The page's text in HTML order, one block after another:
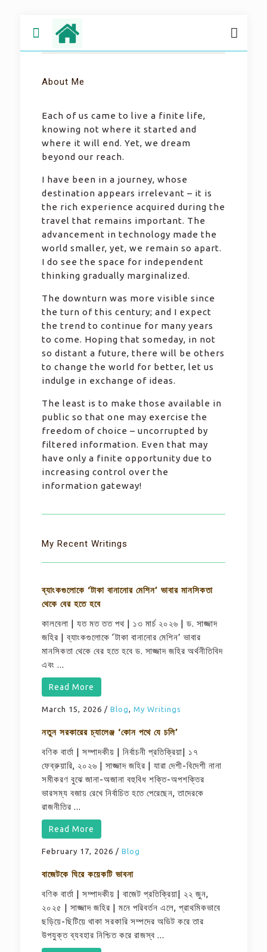
About Me
Each of us came to live a finite life,
knowing not where it started and
where it will end. Yet, we dream
beyond our reach.
I have been in a journey, whose
destination appears irrelevant – it is
the rich experience acquired during the
travel that remains important. The
advancement in technology made the
world smaller, yet, we remain so apart.
I do see the space for independent
thinking gradually marginalized.
The downturn was more visible since
the turn of this century; and I expect
the trend to continue for many years
to come. Hoping that someday, in not
so distant a future, there will be others
to change the world for better, let us
indulge in exchange of ideas.
The least is to make those available in
public so that one may exercise the
freedom of choice – uncorrupted by
filtered information. Even that may
have only a finite opportunity due to
increasing control over the
information gateway!
My Recent Writings
ব্যাংকগুলোকে ‘টাকা বানানোর মেশিন’ ভাবার মানসিকতা
থেকে বের হতে হবে
কালবেলা | যত মত তত পথ | ১৩ মার্চ ২০২৬ | ড. সাজ্জাদ
জহির | ব্যাংকগুলোকে ‘টাকা বানানোর মেশিন’ ভাবার
মানসিকতা থেকে বের হতে হবে ড. সাজ্জাদ জহির অর্থনীতিবিদ
এবং ...
Read More
March 15, 2026 / Blog, My Writings
নতুন সরকারের চ্যালেঞ্জ ‘কোন পথে যে চলি’
বণিক বার্তা | সম্পাদকীয় | নির্বাচনী প্রতিক্রিয়া| ১৭
ফেব্রুয়ারি, ২০২৬ | সাজ্জাদ জহির | যারা দেশী-বিদেশী নানা
সমীকরণ বুঝে জানা-অজানা বহুবিধ শক্তি-অপশক্তির
ভারসম্য বজায় রেখে নির্বাচিত হতে পেরেছেন, তাদেরকে
রাজনীতির ...
Read More
February 17, 2026 / Blog
বাজেটকে ঘিরে কয়েকটি ভাবনা
বণিক বার্তা | সম্পাদকীয় | বাজেট প্রতিক্রিয়া| ২২ জুন,
২০২৫ | সাজ্জাদ জহির | মনে পরিবর্তন এলে, প্রাথমিকভাবে
ছড়িয়ে-ছিটিয়ে থাকা সরকারি সম্পদের অডিট করে তার
উপযুক্ত ব্যবহার নিশ্চিত করে রাজস্ব ...